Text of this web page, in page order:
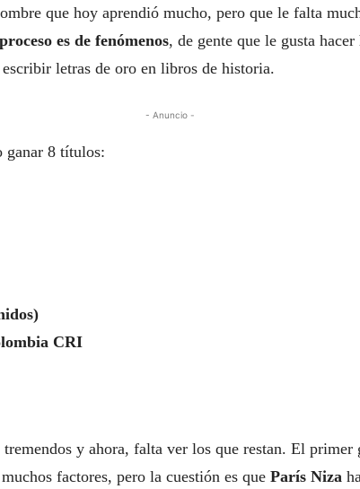
que hoy aprendió mucho, pero que le falta
es de fenómenos, de gente que le gusta
letras de oro en libros de historia.
- Anuncio -
ganar 8 títulos:
CRI
y ahora, falta ver los que restan. El primer
factores, pero la cuestión es que París Niza